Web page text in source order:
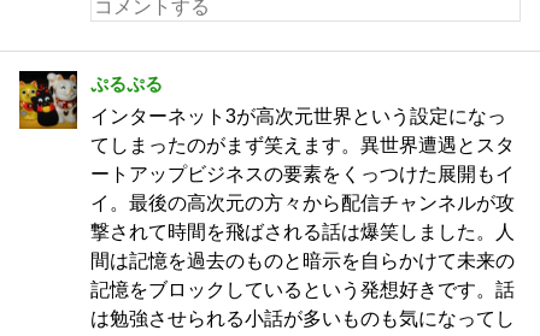
ぷるぷる
インターネット3が高次元世界という設定になっ
てしまったのがまず笑えます。異世界遭遇とスタ
ートアップビジネスの要素をくっつけた展開もイ
イ。最後の高次元の方々から配信チャンネルが攻
撃されて時間を飛ばされる話は爆笑しました。人
間は記憶を過去のものと暗示を自らかけて未来の
記憶をブロックしているという発想好きです。話
は勉強させられる小話が多いものも気になってし